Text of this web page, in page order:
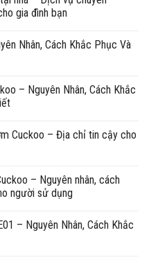
gia đình bạn
Nhân, Cách Khắc Phục Và
– Nguyên Nhân, Cách Khắc
Cuckoo – Địa chỉ tin cậy cho
– Nguyên nhân, cách
người sử dụng
– Nguyên Nhân, Cách Khắc